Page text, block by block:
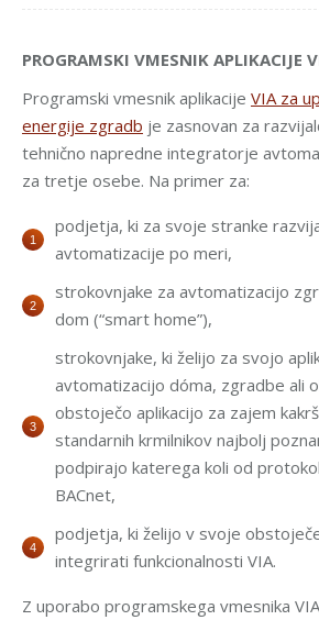
PROGRAMSKI VMESNIK APLIKACIJE
Programski vmesnik aplikacije VIA za
energije zgradb je zasnovan za
tehnično napredne integratorje
za tretje osebe. Na primer za:
podjetja, ki za svoje stranke
avtomatizacije po meri,
strokovnjake za avtomatizacijo
dom (“smart home”),
strokovnjake, ki želijo za svojo
avtomatizacijo dóma, zgradbe ali
obstoječo aplikacijo za zajem
standarnih krmilnikov najbolj
podpirajo katerega koli od
BACnet,
podjetja, ki želijo v svoje
integrirati funkcionalnosti VIA.
Z uporabo programskega vmesnika